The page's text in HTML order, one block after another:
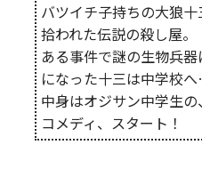
バツイチ子持ちの大狼
拾われた伝説の殺し屋。
ある事件で謎の生物兵
になった十三は中学校へ
中身はオジサン中学生
コメディ、スタート！